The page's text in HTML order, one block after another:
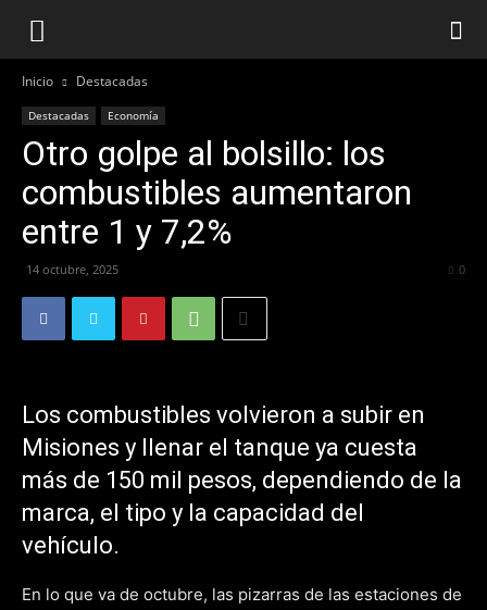
Inicio Destacadas
Destacadas Economía
Otro golpe al bolsillo: los
combustibles aumentaron
entre 1 y 7,2%
14 octubre, 2025 0
Los combustibles volvieron a subir en
Misiones y llenar el tanque ya cuesta
más de 150 mil pesos, dependiendo de la
marca, el tipo y la capacidad del
vehículo.
En lo que va de octubre, las pizarras de las estaciones de